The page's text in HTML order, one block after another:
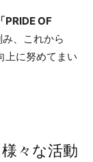
PRIDE OF
、これから
上に努めてまい
々な活動